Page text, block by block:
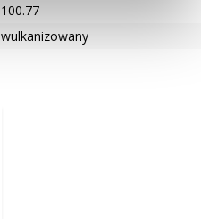
100.77
wulkanizowany